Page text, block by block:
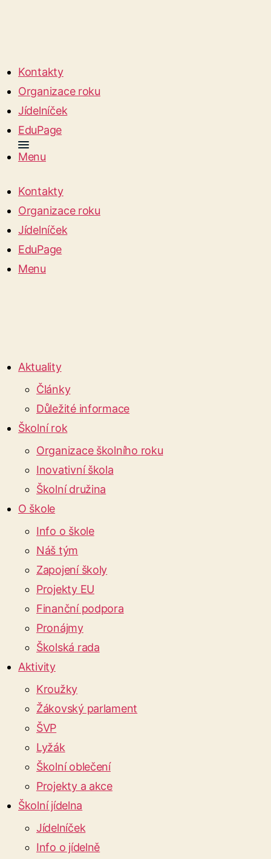
Kontakty
Organizace roku
Jídelníček
EduPage
Menu
Kontakty
Organizace roku
Jídelníček
EduPage
Menu
Aktuality
Články
Důležité informace
Školní rok
Organizace školního roku
Inovativní škola
Školní družina
O škole
Info o škole
Náš tým
Zapojení školy
Projekty EU
Finanční podpora
Pronájmy
Školská rada
Aktivity
Kroužky
Žákovský parlament
ŠVP
Lyžák
Školní oblečení
Projekty a akce
Školní jídelna
Jídelníček
Info o jídelně